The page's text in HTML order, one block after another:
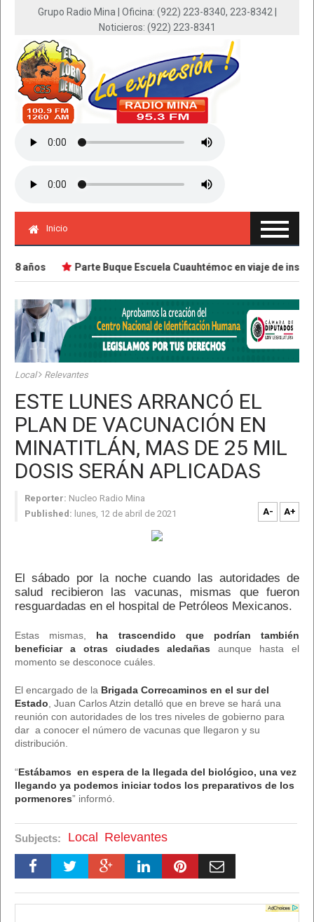
Grupo Radio Mina | Oficina: (922) 223-8340, 223-8342 |
Noticieros: (922) 223-8341
Inicio
años Parte Buque Escuela Cuauhtémoc en viaje de
Local Relevantes
ESTE LUNES ARRANCÓ EL
PLAN DE VACUNACIÓN EN
MINATITLÁN, MAS DE 25 MIL
DOSIS SERÁN APLICADAS
Reporter: Nucleo Radio Mina
Published: lunes, 12 de abril de 2021 A- A+
El sábado por la noche cuando las autoridades de
salud recibieron las vacunas, mismas que fueron
resguardadas en el hospital de Petróleos Mexicanos.
Estas mismas, ha trascendido que podrían también
beneficiar a otras ciudades aledañas aunque hasta el
momento se desconoce cuáles.
El encargado de la Brigada Correcaminos en el sur del
Estado , Juan Carlos Atzin detalló que en breve se hará una
reunión con autoridades de los tres niveles de gobierno para
dar a conocer el número de vacunas que llegaron y su
distribución.
“Estábamos en espera de la llegada del biológico, una vez
llegando ya podemos iniciar todos los preparativos de los
pormenores” informó.
Subjects: Local Relevantes